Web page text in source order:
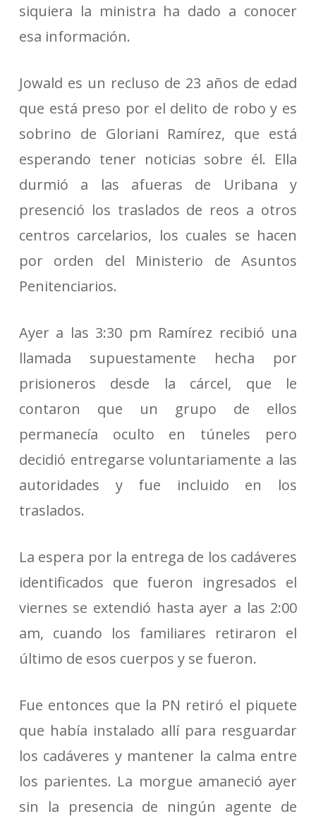
siquiera la ministra ha dado a conocer
esa información.
Jowald es un recluso de 23 años de edad
que está preso por el delito de robo y es
sobrino de Gloriani Ramírez, que está
esperando tener noticias sobre él. Ella
durmió a las afueras de Uribana y
presenció los traslados de reos a otros
centros carcelarios, los cuales se hacen
por orden del Ministerio de Asuntos
Penitenciarios.
Ayer a las 3:30 pm Ramírez recibió una
llamada supuestamente hecha por
prisioneros desde la cárcel, que le
contaron que un grupo de ellos
permanecía oculto en túneles pero
decidió entregarse voluntariamente a las
autoridades y fue incluido en los
traslados.
La espera por la entrega de los cadáveres
identificados que fueron ingresados el
viernes se extendió hasta ayer a las 2:00
am, cuando los familiares retiraron el
último de esos cuerpos y se fueron.
Fue entonces que la PN retiró el piquete
que había instalado allí para resguardar
los cadáveres y mantener la calma entre
los parientes. La morgue amaneció ayer
sin la presencia de ningún agente de